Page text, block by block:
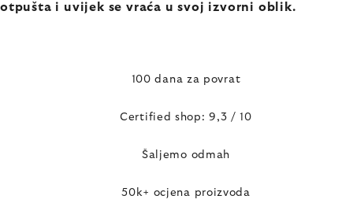
otpušta i uvijek se vraća u svoj izvorni oblik.
100 dana za povrat
Certified shop: 9,3 / 10
Šaljemo odmah
50k+ ocjena proizvoda